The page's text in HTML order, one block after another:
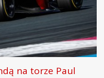
na torze Paul